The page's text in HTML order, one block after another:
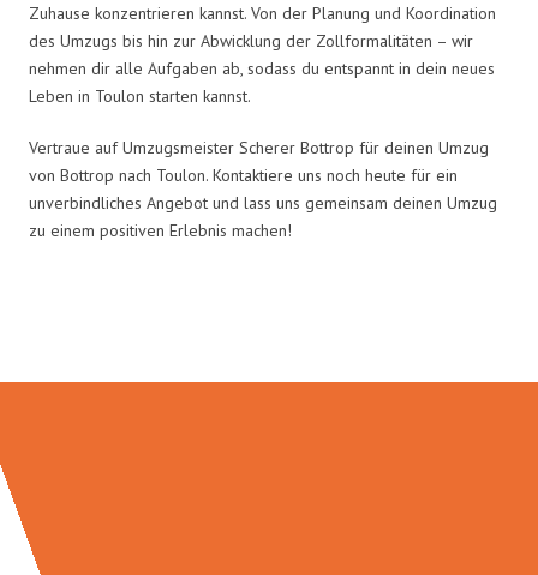
Zuhause konzentrieren kannst. Von der Planung und Koordination
des Umzugs bis hin zur Abwicklung der Zollformalitäten – wir
nehmen dir alle Aufgaben ab, sodass du entspannt in dein neues
Leben in Toulon starten kannst.
Vertraue auf Umzugsmeister Scherer Bottrop für deinen Umzug
von Bottrop nach Toulon. Kontaktiere uns noch heute für ein
unverbindliches Angebot und lass uns gemeinsam deinen Umzug
zu einem positiven Erlebnis machen!